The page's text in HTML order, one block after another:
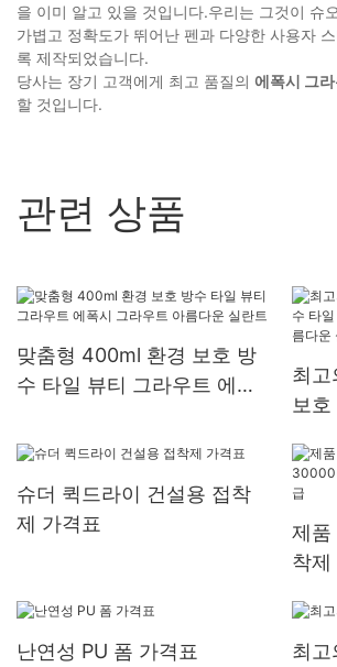
을 이미 알고 있을 것입니다.우리는 그것이 슈
가볍고 정확도가 뛰어난 펜과 다양한 사용자
록 제작되었습니다.
당사는 장기 고객에게 최고 품질의 에폭시 그
할 것입니다.
관련 상품
맞춤형 400ml 환경 보호 방
수 타일 뷰티 그라우트 에폭
트
최
보호
름다
슈더 퀵드라이 건설용 접착
제 가격표
제품
착
난연성 PU 폼 가격표
최고